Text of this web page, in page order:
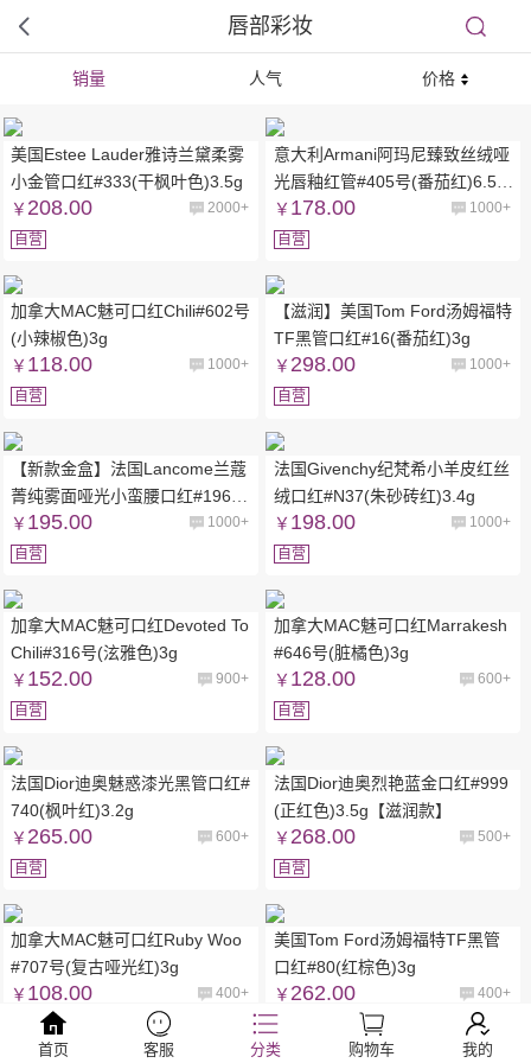
唇部彩妆
销量 人气 价格
美国Estee Lauder雅诗兰黛柔雾
小金管口红#333(干枫叶色)3.5g
￥ 208.00
2000+
自营
意大利Armani阿玛尼臻致丝绒哑
光唇釉红管#405号(番茄红)6.5m
￥ 178.00
1000+
自营
加拿大MAC魅可口红Chili#602号
(小辣椒色)3g
￥ 118.00
1000+
自营
【滋润】美国Tom Ford汤姆福特
TF黑管口红#16(番茄红)3g
￥ 298.00
1000+
自营
【新款金盒】法国Lancome兰蔻
菁纯雾面哑光小蛮腰口红#196
(朱砂橘)3.4g
￥ 195.00
1000+
自营
法国Givenchy纪梵希小羊皮红丝
绒口红#N37(朱砂砖红)3.4g
￥ 198.00
1000+
自营
加拿大MAC魅可口红Devoted To
Chili#316号(泫雅色)3g
￥ 152.00
900+
自营
加拿大MAC魅可口红Marrakesh
#646号(脏橘色)3g
￥ 128.00
600+
自营
法国Dior迪奥魅惑漆光黑管口红#
740(枫叶红)3.2g
￥ 265.00
600+
自营
法国Dior迪奥烈艳蓝金口红#999
(正红色)3.5g【滋润款】
￥ 268.00
500+
自营
加拿大MAC魅可口红Ruby Woo
#707号(复古哑光红)3g
￥ 108.00
400+
自营
美国Tom Ford汤姆福特TF黑管
口红#80(红棕色)3g
￥ 262.00
400+
自营
首页 客服 分类 购物车 我的